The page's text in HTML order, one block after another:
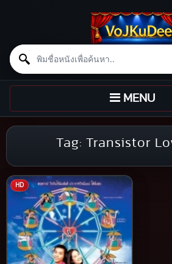
Search for:
Skip to content
TOGGLE
MENU
Tag: Transistor
HD